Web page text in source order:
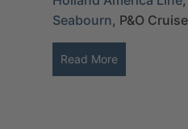
Seabourn, P&O
Read More